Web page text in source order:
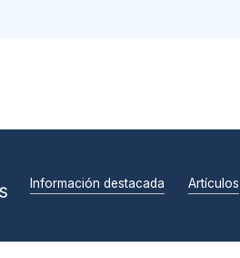
Información destacada Artículos